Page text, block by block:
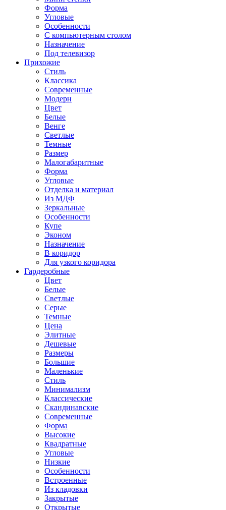
Форма
Угловые
Особенности
С компьютерным столом
Назначение
Под телевизор
Прихожие
Стиль
Классика
Современные
Модерн
Цвет
Белые
Венге
Светлые
Темные
Размер
Малогабаритные
Форма
Угловые
Отделка и материал
Из МДФ
Зеркальные
Особенности
Купе
Эконом
Назначение
В коридор
Для узкого коридора
Гардеробные
Цвет
Белые
Светлые
Серые
Темные
Цена
Элитные
Дешевые
Размеры
Большие
Маленькие
Стиль
Минимализм
Классические
Скандинавские
Современные
Форма
Высокие
Квадратные
Угловые
Низкие
Особенности
Встроенные
Из кладовки
Закрытые
Открытые